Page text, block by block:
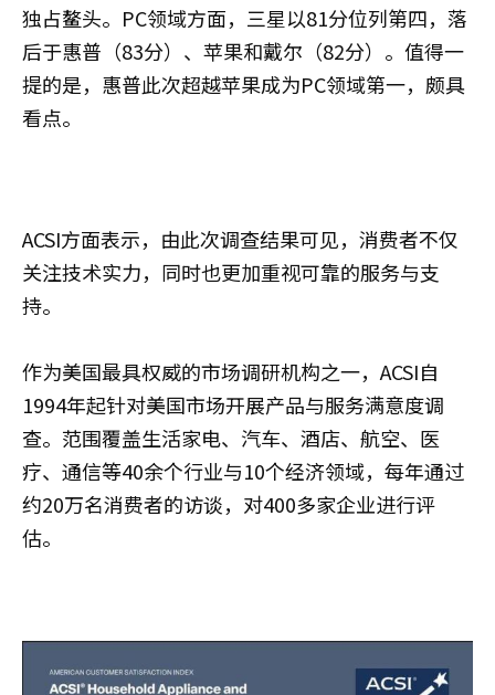
独占鳌头。PC领域方面，三星以81分位列第四，落
后于惠普（83分）、苹果和戴尔（82分）。值得一
提的是，惠普此次超越苹果成为PC领域第一，颇具
看点。
ACSI方面表示，由此次调查结果可见，消费者不仅
关注技术实力，同时也更加重视可靠的服务与支
持。
作为美国最具权威的市场调研机构之一，ACSI自
1994年起针对美国市场开展产品与服务满意度调
查。范围覆盖生活家电、汽车、酒店、航空、医
疗、通信等40余个行业与10个经济领域，每年通过
约20万名消费者的访谈，对400多家企业进行评
估。